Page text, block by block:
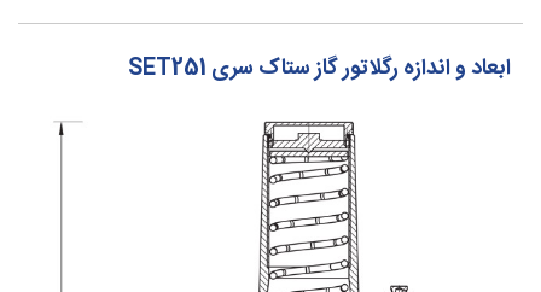
ابعاد و اندازه رگلاتور گاز ستاک سری SET251